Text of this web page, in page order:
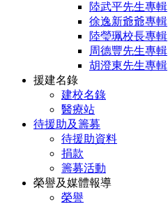
陸武平先生專輯
徐逸新爺爺專輯
陸瑩珮校長專輯
周德豐先生專輯
胡澄東先生專輯
援建名錄
建校名錄
醫療站
待援助及籌募
待援助資料
捐款
籌募活動
榮譽及媒體報導
榮譽